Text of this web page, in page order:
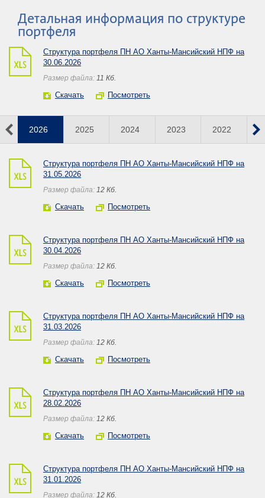
Детальная информация по структуре
портфеля
Структура портфеля ПН АО Ханты-Мансийский НПФ на
30.06.2026
Размер файла: 11 Кб.
Скачать Посмотреть
2026 2025 2024 2023 2022
Структура портфеля ПН АО Ханты-Мансийский НПФ на
31.05.2026
Размер файла: 12 Кб.
Скачать Посмотреть
Структура портфеля ПН АО Ханты-Мансийский НПФ на
30.04.2026
Размер файла: 12 Кб.
Скачать Посмотреть
Структура портфеля ПН АО Ханты-Мансийский НПФ на
31.03.2026
Размер файла: 12 Кб.
Скачать Посмотреть
Структура портфеля ПН АО Ханты-Мансийский НПФ на
28.02.2026
Размер файла: 12 Кб.
Скачать Посмотреть
Структура портфеля ПН АО Ханты-Мансийский НПФ на
31.01.2026
Размер файла: 12 Кб.